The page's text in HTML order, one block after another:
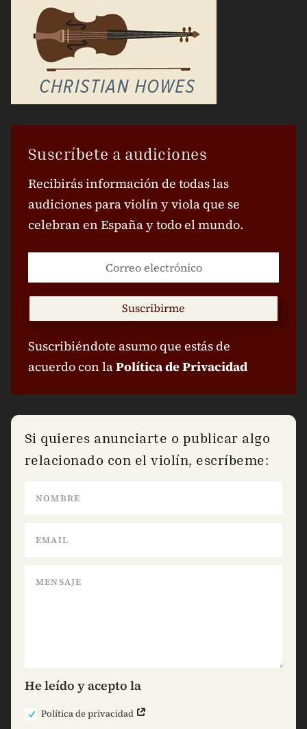
Suscríbete a audiciones
Recibirás información de todas las
audiciones para violín y viola que se
celebran en España y todo el mundo.
Suscribirme
Suscribiéndote asumo que estás de
acuerdo con laPolítica de Privacidad
Si quieres anunciarte o publicar algo
relacionado con el violín, escríbeme:
He leído y acepto la
Política de privacidad